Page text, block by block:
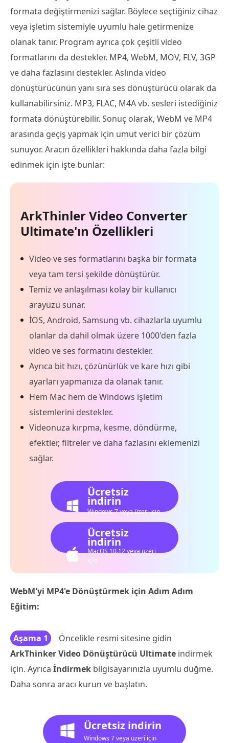
formata değiştirmenizi sağlar. Böylece seçtiğiniz cihaz
veya işletim sistemiyle uyumlu hale getirmenize
olanak tanır. Program ayrıca çok çeşitli video
formatlarını da destekler. MP4, WebM, MOV, FLV, 3GP
ve daha fazlasını destekler. Aslında video
dönüştürücünün yanı sıra ses dönüştürücü olarak da
kullanabilirsiniz. MP3, FLAC, M4A vb. sesleri istediğiniz
formata dönüştürebilir. Sonuç olarak, WebM ve MP4
arasında geçiş yapmak için umut verici bir çözüm
sunuyor. Aracın özellikleri hakkında daha fazla bilgi
edinmek için işte bunlar:
ArkThinler Video Converter
Ultimate'ın Özellikleri
Video ve ses formatlarını başka bir formata
veya tam tersi şekilde dönüştürür.
Temiz ve anlaşılması kolay bir kullanıcı
arayüzü sunar.
İOS, Android, Samsung vb. cihazlarla uyumlu
olanlar da dahil olmak üzere 1000'den fazla
video ve ses formatını destekler.
Ayrıca bit hızı, çözünürlük ve kare hızı gibi
ayarları yapmanıza da olanak tanır.
Hem Mac hem de Windows işletim
sistemlerini destekler.
Videonuza kırpma, kesme, döndürme,
efektler, filtreler ve daha fazlasını eklemenizi
sağlar.
Ücretsiz
indirin
Windows 7 veya üzeri için
Ücretsiz
indirin
MacOS 10.12 veya üzeri
için
WebM'yi MP4'e Dönüştürmek için Adım Adım
Eğitim:
Aşama 1
Öncelikle resmi sitesine gidin
ArkThinker Video Dönüştürücü Ultimate indirmek
için. Ayrıca İndirmek bilgisayarınızla uyumlu düğme.
Daha sonra aracı kurun ve başlatın.
Ücretsiz indirin
Windows 7 veya üzeri için